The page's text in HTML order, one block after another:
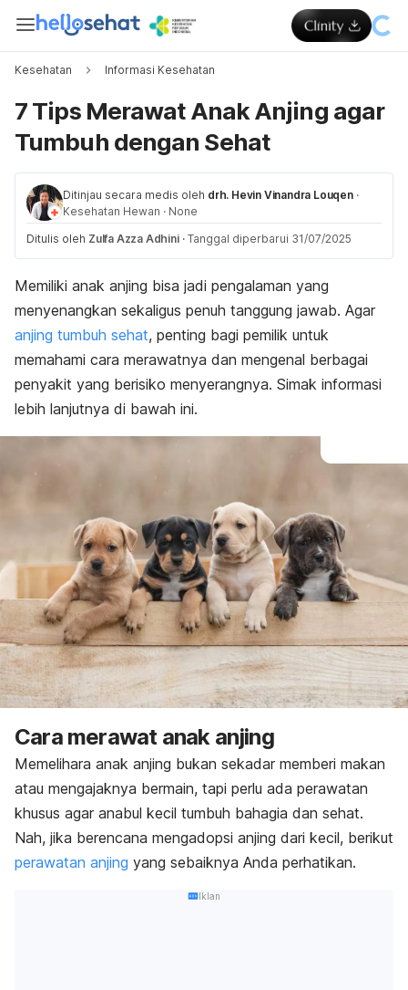
Kesehatan Informasi Kesehatan
7 Tips Merawat Anak Anjing agar
Tumbuh dengan Sehat
Ditinjau secara medis oleh drh. Hevin Vinandra Louqen ·
Kesehatan Hewan · None
Ditulis oleh Zulfa Azza Adhini · Tanggal diperbarui 31/07/2025
Memiliki anak anjing bisa jadi pengalaman yang
menyenangkan sekaligus penuh tanggung jawab. Agar
anjing tumbuh sehat, penting bagi pemilik untuk
memahami cara merawatnya dan mengenal berbagai
penyakit yang berisiko menyerangnya. Simak informasi
lebih lanjutnya di bawah ini.
Cara merawat anak anjing
Memelihara anak anjing bukan sekadar memberi makan
atau mengajaknya bermain, tapi perlu ada perawatan
khusus agar anabul kecil tumbuh bahagia dan sehat.
Nah, jika berencana mengadopsi anjing dari kecil, berikut
perawatan anjing yang sebaiknya Anda perhatikan.
Iklan